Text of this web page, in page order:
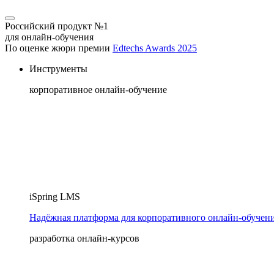
Российский продукт №1
для онлайн-обучения
По оценке жюри премии Edtechs Awards 2025
Инструменты
корпоративное онлайн-обучение
iSpring LMS
Надёжная платформа для корпоративного
разработка онлайн-курсов